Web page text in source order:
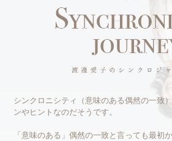
シンクロニシティ（意味のある偶然の一致
ンやヒントなのだそうです。
「意味のある」偶然の一致と言っても最初